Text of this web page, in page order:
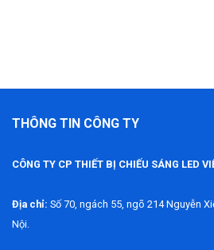
THÔNG TIN CÔNG TY
CÔNG TY CP THIẾT BỊ CHIẾU SÁNG LED
Địa chỉ: Số 70, ngách 55, ngõ 214 Nguyễn
Nội.